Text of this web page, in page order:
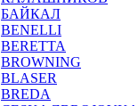
БАЙКАЛ
BENELLI
BERETTA
BROWNING
BLASER
BREDA